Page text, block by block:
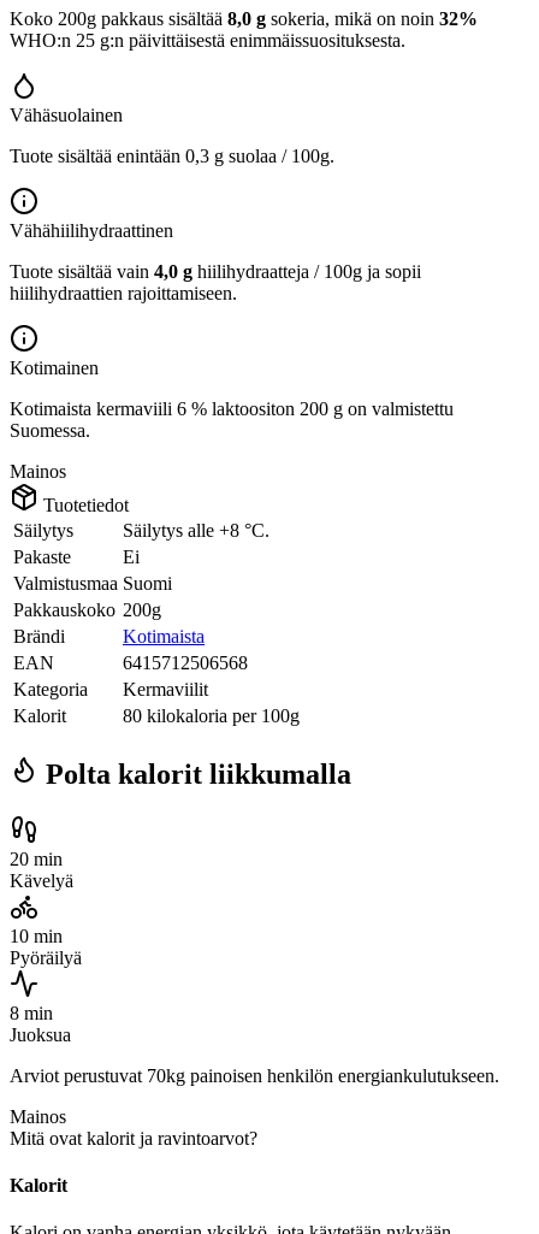
Koko 200g pakkaus sisältää 8,0 g sokeria, mikä on noin 32%
WHO:n 25 g:n päivittäisestä enimmäissuosituksesta.
Vähäsuolainen
Tuote sisältää enintään 0,3 g suolaa / 100g.
Vähähiilihydraattinen
Tuote sisältää vain 4,0 g hiilihydraatteja / 100g ja sopii
hiilihydraattien rajoittamiseen.
Kotimainen
Kotimaista kermaviili 6 % laktoositon 200 g on valmistettu
Suomessa.
Mainos
Tuotetiedot
Säilytys
Säilytys alle +8 °C.
Pakaste
Ei
Valmistusmaa Suomi
Pakkauskoko 200g
Brändi
Kotimaista
EAN
6415712506568
Kategoria
Kermaviilit
Kalorit
80 kilokaloria per 100g
Polta kalorit liikkumalla
20 min
Kävelyä
10 min
Pyöräilyä
8 min
Juoksua
Arviot perustuvat 70kg painoisen henkilön energiankulutukseen.
Mainos
Mitä ovat kalorit ja ravintoarvot?
Kalorit